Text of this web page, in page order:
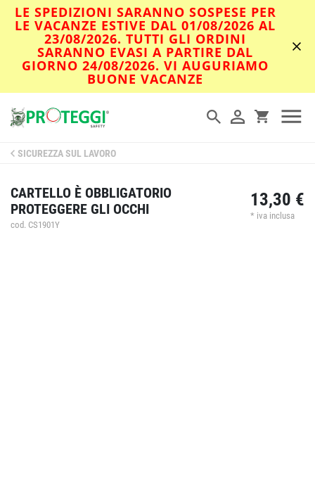
LE SPEDIZIONI SARANNO SOSPESE PER
LE VACANZE ESTIVE DAL 01/08/2026 AL
23/08/2026. TUTTI GLI ORDINI
SARANNO EVASI A PARTIRE DAL
GIORNO 24/08/2026. VI AUGURIAMO
BUONE VACANZE
SICUREZZA SUL LAVORO
CARTELLO È OBBLIGATORIO
PROTEGGERE GLI OCCHI
cod. CS1901Y
13,30 €
* iva inclusa